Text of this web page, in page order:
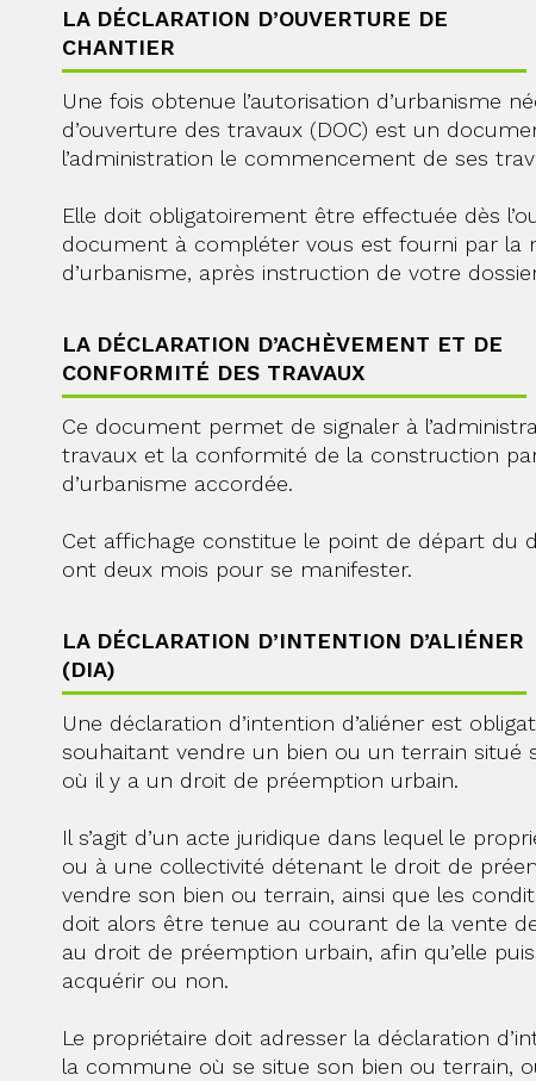
LA DÉCLARATION D’OUVERTURE DE
CHANTIER
Une fois obtenue l’autorisation d’urbanisme
d’ouverture des travaux (DOC) est un
l’administration le commencement de ses
Elle doit obligatoirement être effectuée dès
document à compléter vous est fourni par la
d’urbanisme, après instruction de votre
LA DÉCLARATION D’ACHÈVEMENT ET DE
CONFORMITÉ DES TRAVAUX
Ce document permet de signaler à
travaux et la conformité de la construction
d’urbanisme accordée.
Cet affichage constitue le point de départ du
ont deux mois pour se manifester.
LA DÉCLARATION D’INTENTION D’ALIÉNER
(DIA)
Une déclaration d’intention d’aliéner est
souhaitant vendre un bien ou un terrain situé
où il y a un droit de préemption urbain.
Il s’agit d’un acte juridique dans lequel le
ou à une collectivité détenant le droit de
vendre son bien ou terrain, ainsi que les
doit alors être tenue au courant de la vente
au droit de préemption urbain, afin qu’elle
acquérir ou non.
Le propriétaire doit adresser la déclaration
la commune où se situe son bien ou terrain,